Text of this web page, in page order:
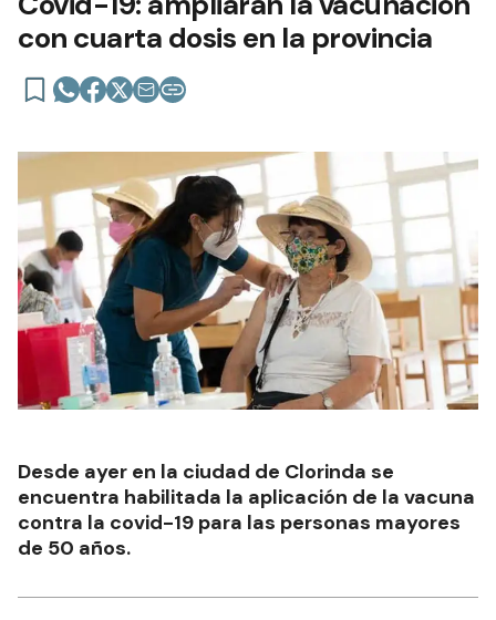
con cuarta dosis en la provincia
Desde ayer en la ciudad de Clorinda se
encuentra habilitada la aplicación de la vacuna
contra la covid-19 para las personas mayores
de 50 años.